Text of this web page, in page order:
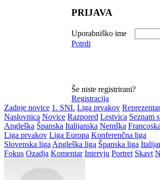
PRIJAVA
Uporabniško ime
Potrdi
Še niste registrirani?
Registracija
Zadnje novice 1. SNL Liga prvakov
Naslovnica Novice Razpored Lestvica Seznam
Angleška Španska Italijanska Nemška Francoska
Liga prvakov Liga Europa Konferenčna liga
Slovenska liga Angleška liga Španska liga
Fokus Ozadja Komentar Intervju Portret Skavt